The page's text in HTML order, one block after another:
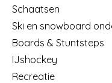
Schaatsen
Ski en snowboard
Boards & Stuntsteps
IJshockey
Recreatie